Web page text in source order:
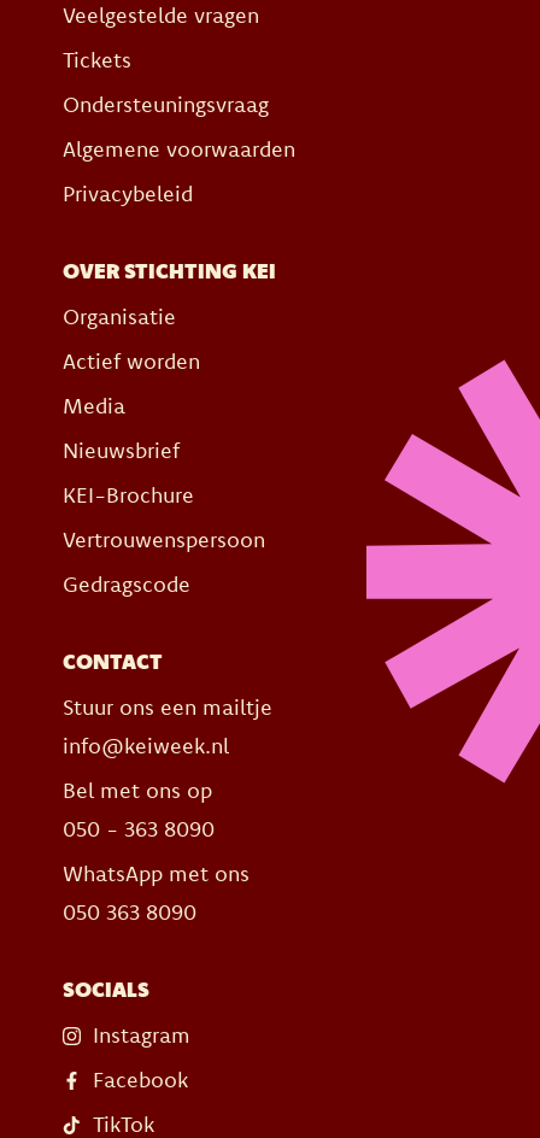
Veelgestelde vragen
Tickets
Ondersteuningsvraag
Algemene voorwaarden
Privacybeleid
OVER STICHTING KEI
Organisatie
Actief worden
Media
Nieuwsbrief
KEI-Brochure
Vertrouwenspersoon
Gedragscode
CONTACT
Stuur ons een mailtje
info@keiweek.nl
Bel met ons op
050 - 363 8090
WhatsApp met ons
050 363 8090
SOCIALS
Instagram
Facebook
TikTok